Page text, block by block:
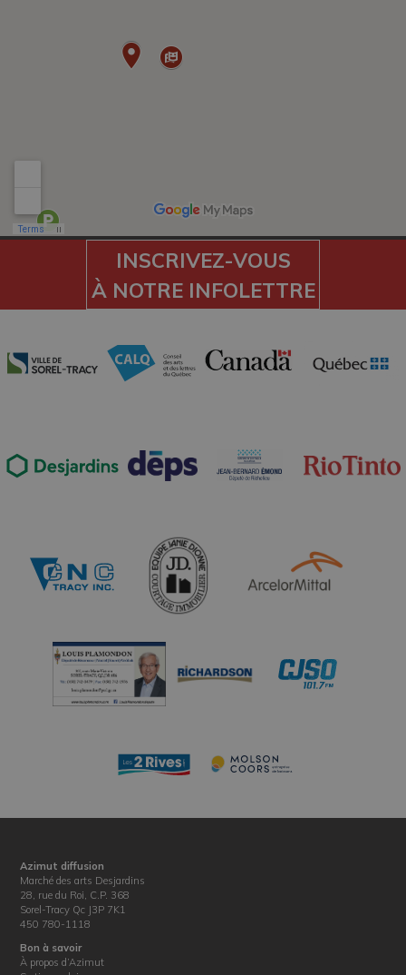
INSCRIVEZ-VOUS
À NOTRE INFOLETTRE
Azimut diffusion
Marché des arts Desjardins
28, rue du Roi, C.P. 368
Sorel-Tracy Qc J3P 7K1
450 780-1118
Bon à savoir
À propos d’Azimut